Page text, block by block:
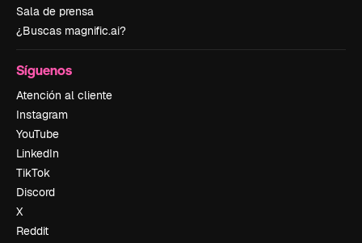
Sala de prensa
¿Buscas magnific.ai?
Síguenos
Atención al cliente
Instagram
YouTube
LinkedIn
TikTok
Discord
X
Reddit